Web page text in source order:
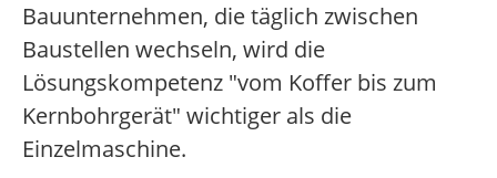
Bauunternehmen, die täglich zwischen
Baustellen wechseln, wird die
Lösungskompetenz "vom Koffer bis zum
Kernbohrgerät" wichtiger als die
Einzelmaschine.